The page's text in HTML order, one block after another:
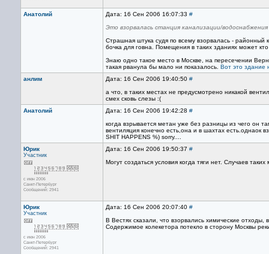
Анатолий Дата: 16 Сен 2006 16:07:33 #
Это взорвалась станция канализации/водоснабжения
Страшная штука судя по всему взорвалась - районный
бочка для говна. Помещения в таких зданиях может
Знаю одно такое место в Москве, на пересечении
такая рванула бы мало ни показалось. Вот это здание
анлим
Дата: 16 Сен 2006 19:40:50 #
а что, в таких местах не предусмотрено никакой
смех сковь слезы :(
Анатолий
Дата: 16 Сен 2006 19:42:28 #
когда взрывается метан уже без разницы из чего он
вентиляция конечно есть,она и в шахтах есть.однаок
SHIT HAPPENS %) sorry....
Юрик
Участник
с июн 2006
Санкт-Петербург
Сообщений: 2941
Дата: 16 Сен 2006 19:50:37 #
Могут создаться условия когда тяги нет. Случаев таких
Юрик
Участник
с июн 2006
Санкт-Петербург
Сообщений: 2941
Дата: 16 Сен 2006 20:07:40 #
В Вестях сказали, что взорвались химические
Содержимое колекетора потекло в сторону Москвы